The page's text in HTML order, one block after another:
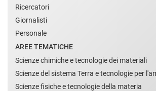
Ricercatori
Giornalisti
Personale
AREE TEMATICHE
Scienze chimiche e tecnologie dei materiali
Scienze del sistema Terra e tecnologie per
Scienze fisiche e tecnologie della materia